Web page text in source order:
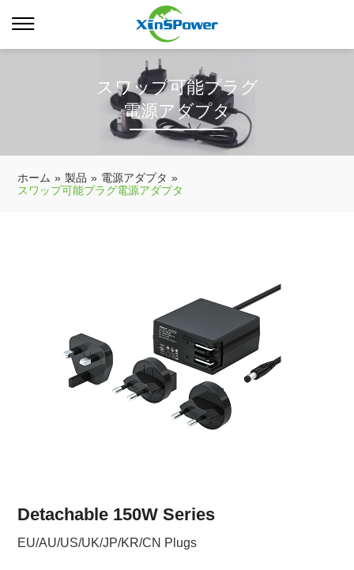
スワップ可能プラグ
電源アダプタ
ホーム » 製品 » 電源アダプタ »
スワップ可能プラグ電源アダプタ
Detachable 150W Series
EU/AU/US/UK/JP/KR/CN Plugs